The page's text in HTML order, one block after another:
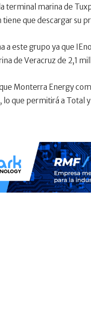
terminal marina de
que descargar su
a este grupo ya que
de Veracruz de 2,1
Monterra Energy
lo que permitirá a